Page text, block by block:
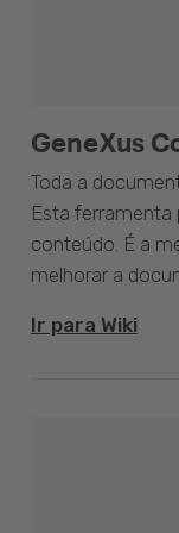
GeneXus
Toda a
Esta ferramenta
conteúdo. É a
melhorar a
Ir para Wiki